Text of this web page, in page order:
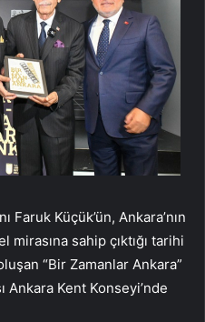
Faruk Küçük’ün, Ankara’nın
sahip çıktığı tarihi
“Bir Zamanlar Ankara”
Ankara Kent Konseyi’nde